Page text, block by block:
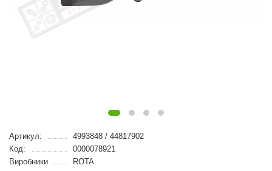
Артикул:
4993848 / 44817902
Код:
0000078921
Виробники
ROTA